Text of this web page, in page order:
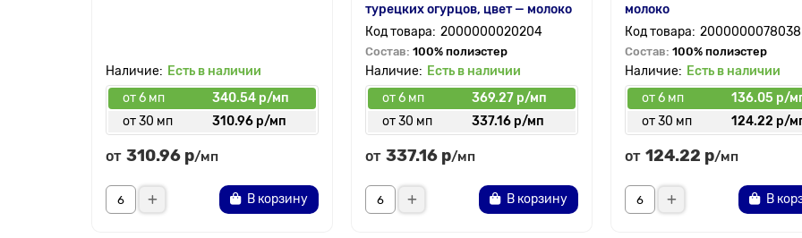
Есть в наличии
от 6 мп
340.54 р/мп
от 30 мп
310.96 р/мп
от 310.96 р/мп
В корзину
турецких огурцов, цвет — молоко
2000000020204
Состав: 100% полиэстер
Есть в наличии
от 6 мп
369.27 р/мп
от 30 мп
337.16 р/мп
от 337.16 р/мп
В корзину
молоко
2000000078038
Состав: 100% полиэстер
Есть в наличии
от 6 мп
136.05 р/
от 30 мп
124.22 р/
от 124.22 р/мп
В